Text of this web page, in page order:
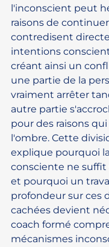
l'inconscient peut
raisons de
contredisent
intentions
créant ainsi un
une partie de la
vraiment arrêter
autre partie
pour des raisons
l'ombre. Cette
explique pourquoi
consciente ne suffit
et pourquoi un
profondeur sur ces
cachées devient
coach formé
mécanismes